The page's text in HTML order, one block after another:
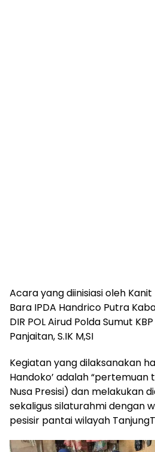
Acara yang diinisiasi oleh
Bara IPDA Handrico Putra
DIR POL Airud Polda Sumut
Panjaitan, S.IK M,SI
Kegiatan yang dilaksanakan
Handoko’ adalah
Nusa Presisi) dan melakukan
sekaligus silaturahmi dengan
pesisir pantai wilayah